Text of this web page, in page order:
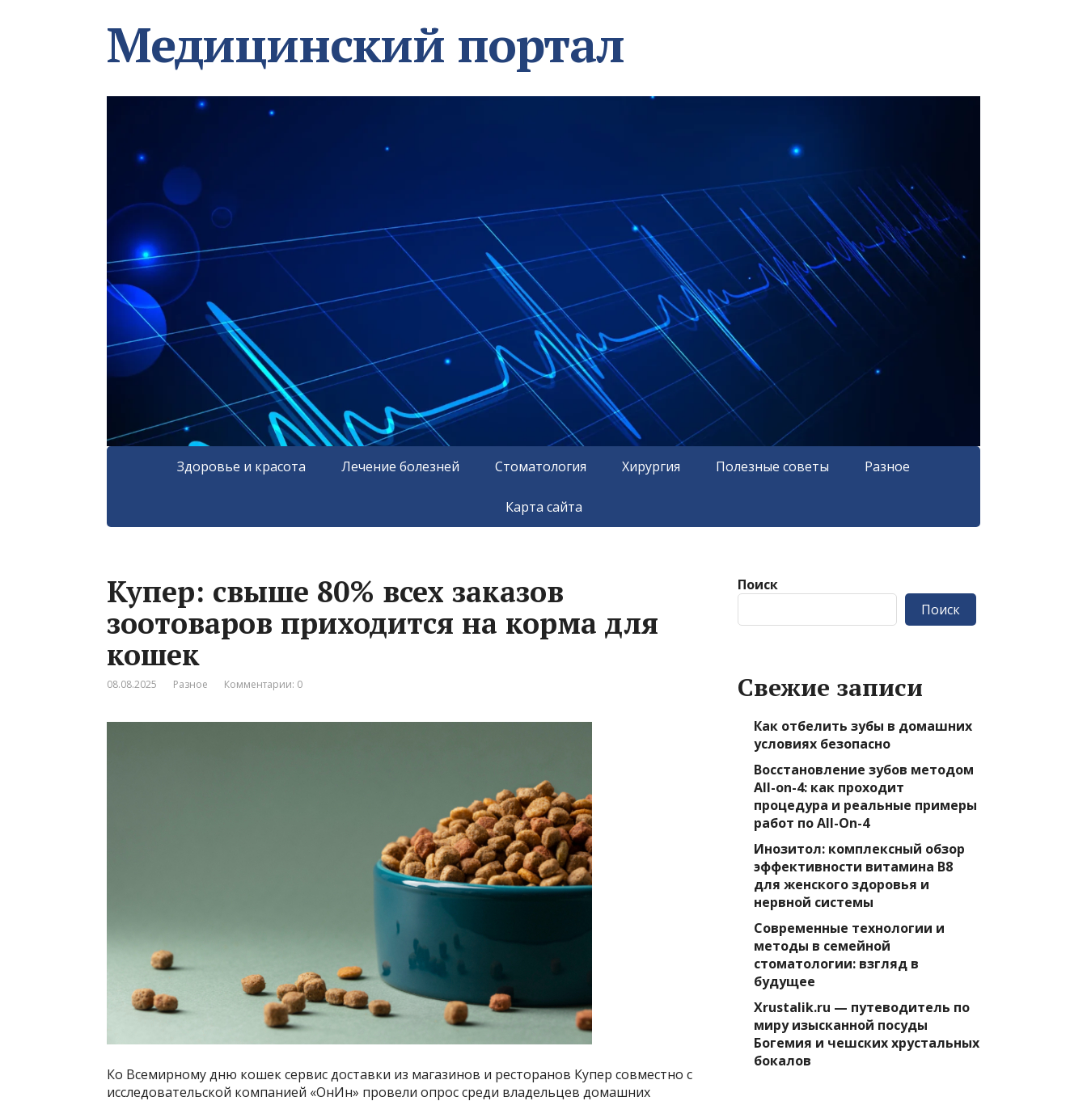
Медицинский портал
Здоровье и красота Лечение болезней Стоматология Хирургия Полезные советы Разное
Карта сайта
Купер: свыше 80% всех заказов
зоотоваров приходится на корма для
кошек
08.08.2025 Разное Комментарии: 0
Ко Всемирному дню кошек сервис доставки из магазинов и ресторанов Купер совместно с
исследовательской компанией «ОнИн» провели опрос среди владельцев домашних
Поиск
Поиск
Свежие записи
Как отбелить зубы в домашних
условиях безопасно
Восстановление зубов методом
All-on-4: как проходит
процедура и реальные примеры
работ по All-On-4
Инозитол: комплексный обзор
эффективности витамина B8
для женского здоровья и
нервной системы
Современные технологии и
методы в семейной
стоматологии: взгляд в
будущее
Xrustalik.ru — путеводитель по
миру изысканной посуды
Богемия и чешских хрустальных
бокалов